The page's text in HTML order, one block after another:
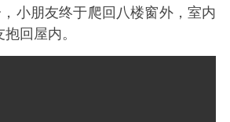
朋友终于爬回八楼窗外，室内
回屋内。